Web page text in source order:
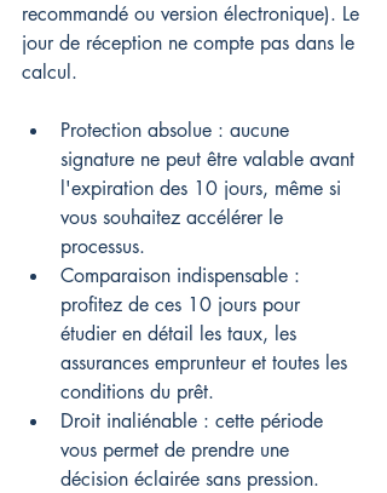
recommandé ou version électronique). Le
jour de réception ne compte pas dans le
calcul.
Protection absolue : aucune
signature ne peut être valable avant
l'expiration des 10 jours, même si
vous souhaitez accélérer le
processus.
Comparaison indispensable :
profitez de ces 10 jours pour
étudier en détail les taux, les
assurances emprunteur et toutes les
conditions du prêt.
Droit inaliénable : cette période
vous permet de prendre une
décision éclairée sans pression.